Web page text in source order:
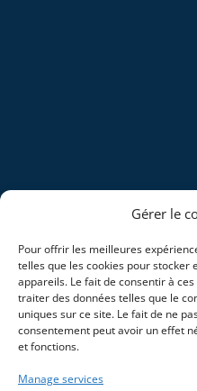
Gérer le
Pour offrir les meilleures
telles que les cookies pour
appareils. Le fait de consentir à
traiter des données telles que le
uniques sur ce site. Le fait de ne
consentement peut avoir un effet
et fonctions.
Manage services